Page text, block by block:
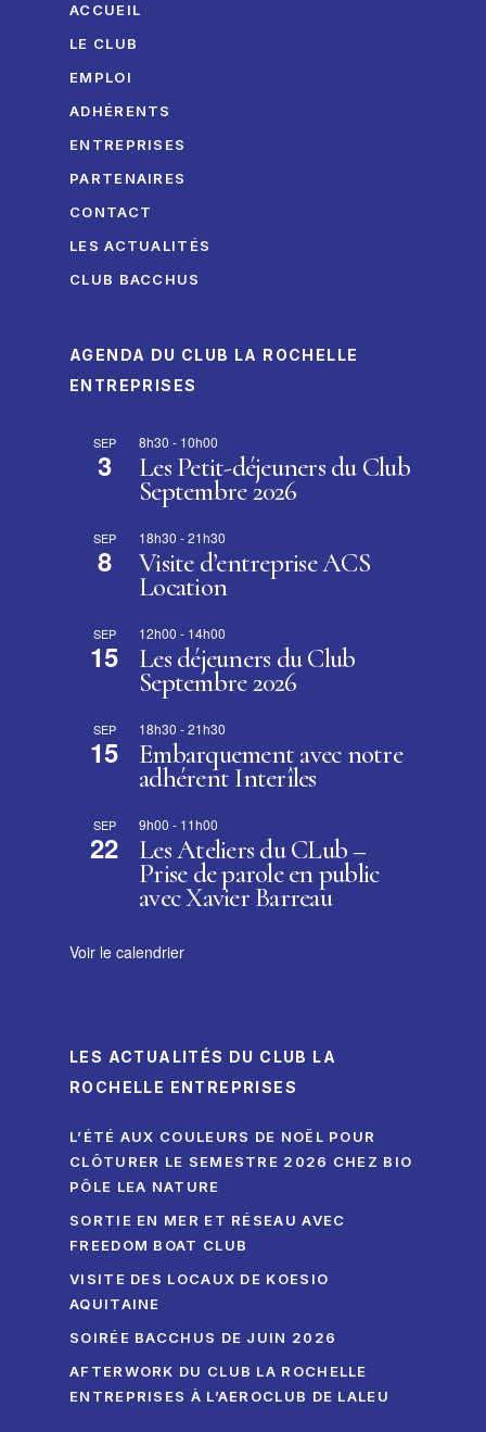
ACCUEIL
LE CLUB
EMPLOI
ADHÉRENTS
ENTREPRISES
PARTENAIRES
CONTACT
LES ACTUALITÉS
CLUB BACCHUS
AGENDA DU CLUB LA ROCHELLE
ENTREPRISES
SEP
3
8h30 - 10h00
Les Petit-déjeuners du Club
Septembre 2026
SEP
8
18h30 -21h30
Visite d’entreprise ACS
Location
SEP
15
12h00 - 14h00
Les déjeuners du Club
Septembre 2026
SEP
15
18h30 -21h30
Embarquement avec notre
adhérent Interîles
SEP
22
9h00 - 11h00
Les Ateliers du CLub –
Prise de parole en public
avec Xavier Barreau
Voir le calendrier
LES ACTUALITÉS DU CLUB LA
ROCHELLE ENTREPRISES
L’ÉTÉ AUX COULEURS DE NOËL POUR
CLÔTURER LE SEMESTRE 2026 CHEZ BIO
PÔLE LEA NATURE
SORTIE EN MER ET RÉSEAU AVEC
FREEDOM BOAT CLUB
VISITE DES LOCAUX DE KOESIO
AQUITAINE
SOIRÉE BACCHUS DE JUIN 2026
AFTERWORK DU CLUB LA ROCHELLE
ENTREPRISES À L’AEROCLUB DE LALEU